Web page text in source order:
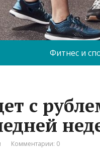
Фитнес и
с
Комментарии: 0